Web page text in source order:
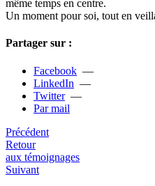
même temps en centre.
Un moment pour soi, tout en
Partager sur :
Facebook —
LinkedIn —
Twitter—
Par mail
Précédent
Retour
aux témoignages
Suivant